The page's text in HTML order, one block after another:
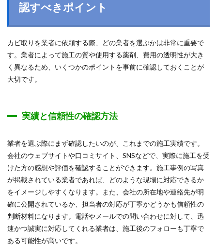
認すべきポイント
カビ取りを業者に依頼する際、どの業者を選ぶかは非常に重要で
す。業者によって施工の質や使用する薬剤、費用の透明性が大き
く異なるため、いくつかのポイントを事前に確認しておくことが
大切です。
実績と信頼性の確認方法
業者を選ぶ際にまず確認したいのが、これまでの施工実績です。
会社のウェブサイトや口コミサイト、SNSなどで、実際に施工を受
けた方の感想や評価を確認することができます。施工事例の写真
が掲載されている業者であれば、どのような現場に対応できるか
をイメージしやすくなります。また、会社の所在地や連絡先が明
確に公開されているか、担当者の対応が丁寧かどうかも信頼性の
判断材料になります。電話やメールでの問い合わせに対して、迅
速かつ誠実に対応してくれる業者は、施工後のフォローも丁寧で
ある可能性が高いです。